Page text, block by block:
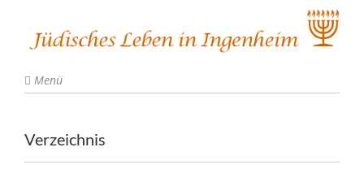
Menü
Verzeichnis